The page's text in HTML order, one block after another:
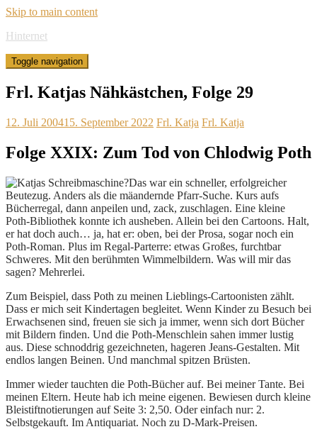
Skip to main content
Hinternet
Toggle navigation
Frl. Katjas Nähkästchen, Folge 29
12. Juli 200415. September 2022 Frl. Katja Frl. Katja
Folge XXIX: Zum Tod von Chlodwig Poth
Das war ein schneller, erfolgreicher
Beutezug. Anders als die mäandernde Pfarr-Suche. Kurs aufs
Bücherregal, dann anpeilen und, zack, zuschlagen. Eine kleine
Poth-Bibliothek konnte ich ausheben. Allein bei den Cartoons. Halt,
er hat doch auch… ja, hat er: oben, bei der Prosa, sogar noch ein
Poth-Roman. Plus im Regal-Parterre: etwas Großes, furchtbar
Schweres. Mit den berühmten Wimmelbildern. Was will mir das
sagen? Mehrerlei.
Zum Beispiel, dass Poth zu meinen Lieblings-Cartoonisten zählt.
Dass er mich seit Kindertagen begleitet. Wenn Kinder zu Besuch bei
Erwachsenen sind, freuen sie sich ja immer, wenn sich dort Bücher
mit Bildern finden. Und die Poth-Menschlein sahen immer lustig
aus. Diese schnoddrig gezeichneten, hageren Jeans-Gestalten. Mit
endlos langen Beinen. Und manchmal spitzen Brüsten.
Immer wieder tauchten die Poth-Bücher auf. Bei meiner Tante. Bei
meinen Eltern. Heute hab ich meine eigenen. Bewiesen durch kleine
Bleistiftnotierungen auf Seite 3: 2,50. Oder einfach nur: 2.
Selbstgekauft. Im Antiquariat. Noch zu D-Mark-Preisen.